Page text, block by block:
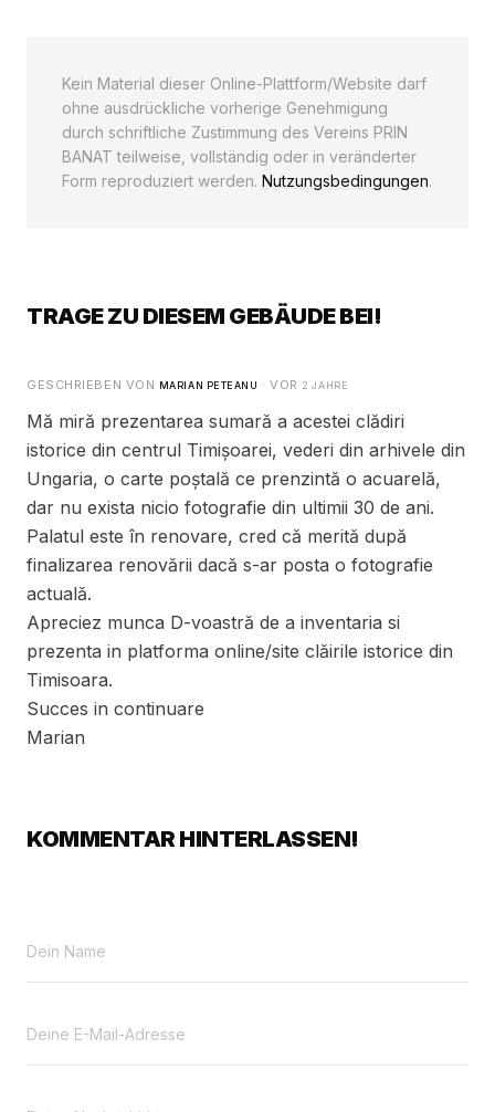
Kein Material dieser Online-Plattform/Website darf
ohne ausdrückliche vorherige Genehmigung
durch schriftliche Zustimmung des Vereins PRIN
BANAT teilweise, vollständig oder in veränderter
Form reproduziert werden. Nutzungsbedingungen.
TRAGE ZU DIESEM GEBÄUDE BEI!
GESCHRIEBEN VON MARIAN PETEANU · VOR 2 JAHRE
Mă miră prezentarea sumară a acestei clădiri
istorice din centrul Timișoarei, vederi din arhivele din
Ungaria, o carte poștală ce prenzintă o acuarelă,
dar nu exista nicio fotografie din ultimii 30 de ani.
Palatul este în renovare, cred că merită după
finalizarea renovării dacă s-ar posta o fotografie
actuală.
Apreciez munca D-voastră de a inventaria si
prezenta in platforma online/site clăirile istorice din
Timisoara.
Succes in continuare
Marian
KOMMENTAR HINTERLASSEN!